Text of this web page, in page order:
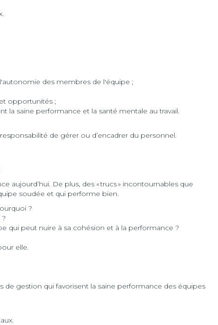
des membres de l'équipe ;
opportunités ;
la saine performance et la santé mentale au travail.
de gérer ou d’encadrer du personnel.
aujourd’hui. De plus, des « trucs » incontournables que
soudée et qui performe bien.
?
qui peut nuire à sa cohésion et à la performance ?
elle.
gestion qui favorisent la saine performance des équipes